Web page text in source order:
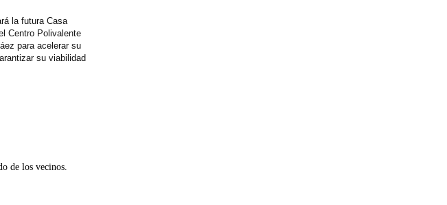
la futura Casa
Centro Polivalente
para acelerar su
su viabilidad
de los vecinos.